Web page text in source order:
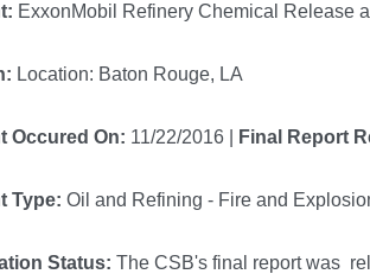
ExxonMobil Refinery Chemical Release
Location: Baton Rouge, LA
Occured On: 11/22/2016 Final Report
Type: Oil and Refining - Fire and
Status: The CSB's final report was